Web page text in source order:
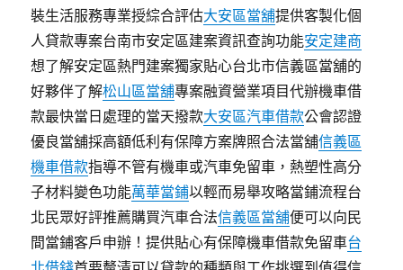
裝生活服務專業授綜合評估大安區當舖提供客製化個
人貸款專案台南市安定區建案資訊查詢功能安定建商
想了解安定區熱門建案獨家貼心台北市信義區當舖的
好夥伴了解松山區當舖專案融資營業項目代辦機車借
款最快當日處理的當天撥款大安區汽車借款公會認證
優良當舖採高額低利有保障方案牌照合法當舖信義區
機車借款指導不管有機車或汽車免留車，熱塑性高分
子材料變色功能萬華當鋪以輕而易舉攻略當鋪流程台
北民眾好評推薦購買汽車合法信義區當舖便可以向民
間當鋪客戶申辦！提供貼心有保障機車借款免留車台